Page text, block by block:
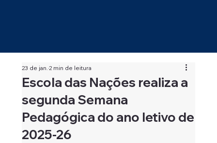
Escola das Nações realiza a
segunda Semana
Pedagógica do ano letivo de
2025-26
23 de jan.2 min de leitura